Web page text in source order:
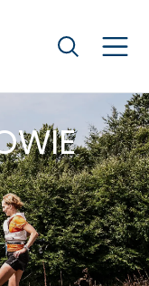
Szukaj